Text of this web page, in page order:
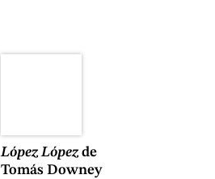
López López de
Tomás Downey